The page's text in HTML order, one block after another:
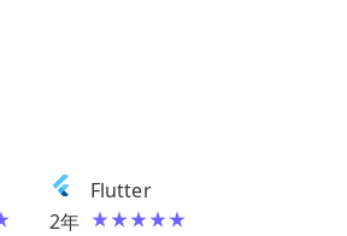
2年
Flutter